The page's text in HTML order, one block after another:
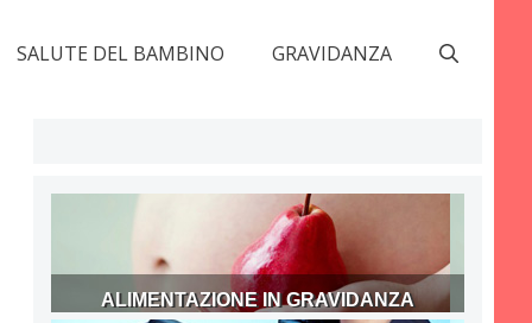
SALUTE DEL BAMBINO GRAVIDANZA
ALIMENTAZIONE IN GRAVIDANZA